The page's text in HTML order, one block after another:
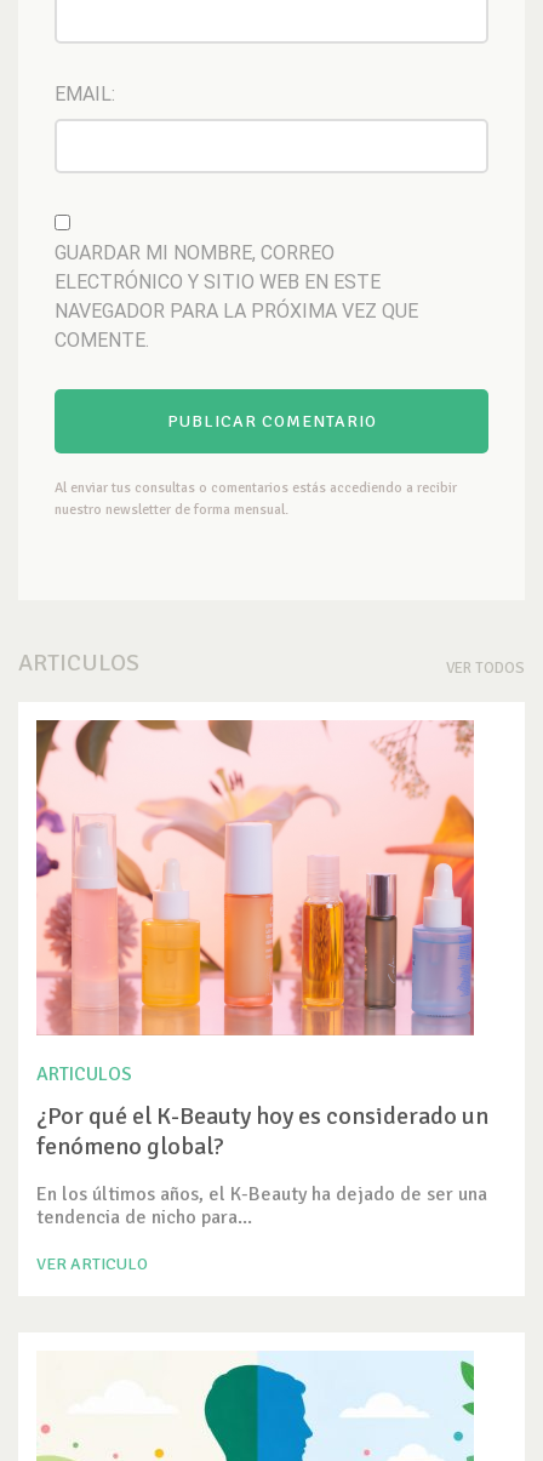
EMAIL:
GUARDAR MI NOMBRE, CORREO
ELECTRÓNICO Y SITIO WEB EN ESTE
NAVEGADOR PARA LA PRÓXIMA VEZ QUE
COMENTE.
Al enviar tus consultas o comentarios estás accediendo a recibir
nuestro newsletter de forma mensual.
ARTICULOS VER TODOS
ARTICULOS
¿Por qué el K-Beauty hoy es considerado un
fenómeno global?
En los últimos años, el K-Beauty ha dejado de ser una
tendencia de nicho para...
VER ARTICULO